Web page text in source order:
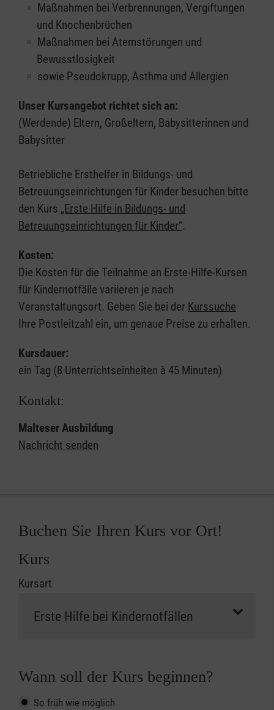
Maßnahmen bei Verbrennungen, Vergiftungen
und Knochenbrüchen
Maßnahmen bei Atemstörungen und
Bewusstlosigkeit
sowie Pseudokrupp, Asthma und Allergien
Unser Kursangebot richtet sich an:
(Werdende) Eltern, Großeltern, Babysitterinnen und
Babysitter
Betriebliche Ersthelfer in Bildungs- und
Betreuungseinrichtungen für Kinder besuchen bitte
den Kurs „Erste Hilfe in Bildungs- und
Betreuungseinrichtungen für Kinder“.
Kosten:
Die Kosten für die Teilnahme an Erste-Hilfe-Kursen
für Kindernotfälle variieren je nach
Veranstaltungsort. Geben Sie bei der Kurssuche
Ihre Postleitzahl ein, um genaue Preise zu erhalten.
Kursdauer:
ein Tag (8 Unterrichtseinheiten à 45 Minuten)
Kontakt:
Malteser Ausbildung
Nachricht senden
Buchen Sie Ihren Kurs vor Ort!
Kurs
Kursart
Wann soll der Kurs beginnen?
So früh wie möglich